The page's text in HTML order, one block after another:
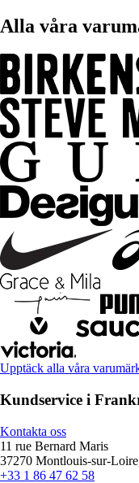
Alla våra
Upptäck alla våra
Kundservice i
Kontakta oss
11 rue Bernard Maris
37270 Montlouis-sur-
+33 1 86 47 62 58